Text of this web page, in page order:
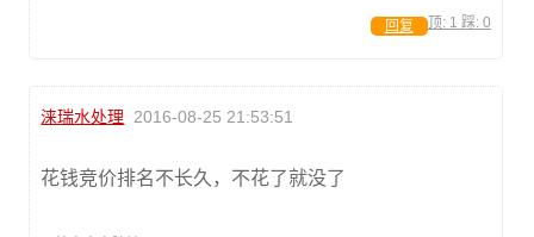
顶: 1 踩: 0
回复
涞瑞水处理 2016-08-25 21:53:51
花钱竞价排名不长久，不花了就没了